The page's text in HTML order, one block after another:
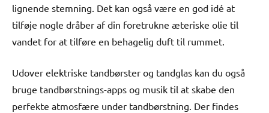
lignende stemning. Det kan også være en god idé at
tilføje nogle dråber af din foretrukne æteriske olie til
vandet for at tilføre en behagelig duft til rummet.
Udover elektriske tandbørster og tandglas kan du også
bruge tandbørstnings-apps og musik til at skabe den
perfekte atmosfære under tandbørstning. Der findes